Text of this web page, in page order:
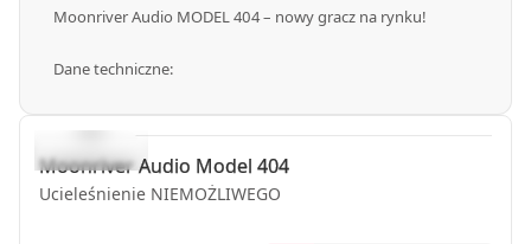
Moonriver Audio MODEL 404 – nowy gracz na rynku!
Dane techniczne:
Moonriver Audio Model 404
Ucieleśnienie NIEMOŻLIWEGO